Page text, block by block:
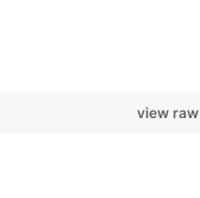
view raw